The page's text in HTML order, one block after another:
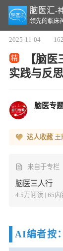
脑医汇-
领先的临床
2025-11-04
【脑医
实践与反思
脑医专
达人收藏 王
来自于专栏
脑医三人行
4.5万阅读 | 65内
AI编者按：